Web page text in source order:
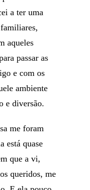
a ter uma
aqueles
passar as
e com os
ambiente
e diversão.
me foram
está quase
que a vi,
queridos, me